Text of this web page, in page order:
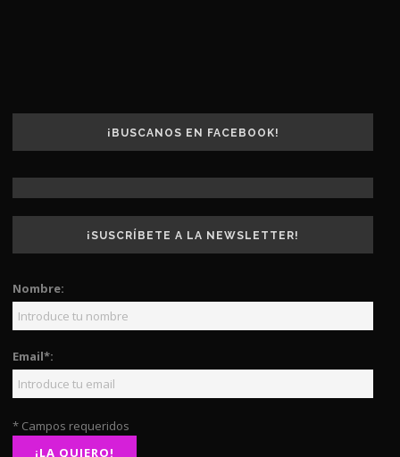
¡BUSCANOS EN FACEBOOK!
¡SUSCRÍBETE A LA NEWSLETTER!
Nombre:
Email*:
* Campos requeridos